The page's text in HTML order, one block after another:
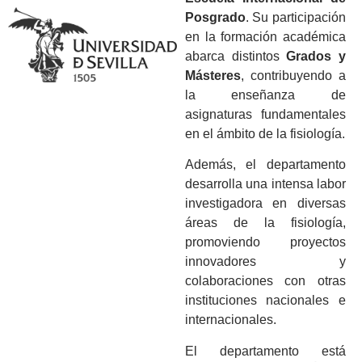
Posgrado. Su participación
en la formación académica
abarca distintosGrados y
Másteres, contribuyendo a
la enseñanza de
asignaturas fundamentales
en el ámbito de la fisiología.
Además, el departamento
desarrolla una intensa labor
investigadora en diversas
áreas de la fisiología,
promoviendo proyectos
innovadores y
colaboraciones con otras
instituciones nacionales e
internacionales.
El departamento está